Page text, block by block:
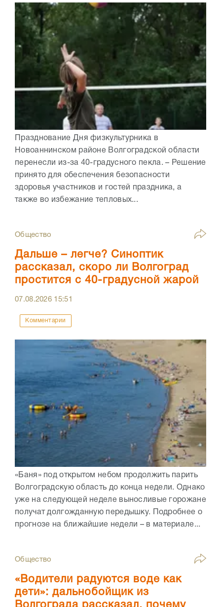
Празднование Дня физкультурника в
Новоаннинском районе Волгоградской области
перенесли из-за 40-градусного пекла. – Решение
принято для обеспечения безопасности
здоровья участников и гостей праздника, а
также во избежание тепловых...
Общество
Дальше – легче? Синоптик
рассказал, скоро ли Волгоград
простится с 40-градусной жарой
07.08.2026 15:51
Комментарии
«Баня» под открытом небом продолжить парить
Волгоградскую область до конца недели. Однако
уже на следующей неделе выносливые горожане
получат долгожданную передышку. Подробнее о
прогнозе на ближайшие недели – в материале...
Общество
«Водители радуются воде как
дети»: дальнобойщик из